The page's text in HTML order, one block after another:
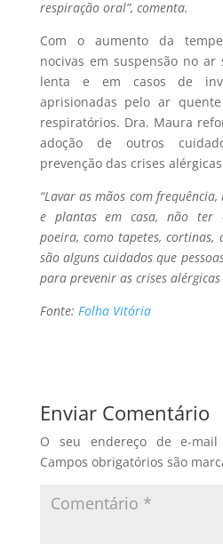
respiração oral”, comenta.
Com o aumento da
nocivas em suspensão no
lenta e em casos de
aprisionadas pelo ar
respiratórios. Dra. Maura
adoção de outros
prevenção das crises
“Lavar as mãos com
e plantas em casa, não ter
poeira, como tapetes, cortinas,
são alguns cuidados que
para prevenir as crises
Fonte: Folha Vitória
Enviar Comentário
O seu endereço de e-
Campos obrigatórios são